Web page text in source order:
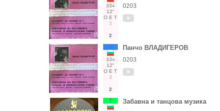
33○
12"
О Е Т
3
2
0203
С
33○
12"
О Е Т
3
2
Панчо ВЛАДИГЕРОВ
0203
Т Забавна и танцова музика